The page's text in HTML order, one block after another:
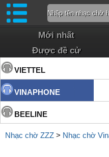
Mới nhất
Được đề cử
VIETTEL
VINAPHONE
BEELINE
Nhạc chờ ZZZ > Nhạc chờ